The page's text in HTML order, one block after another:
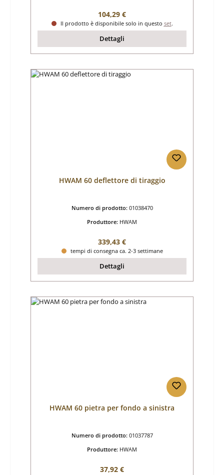
Prezzo normale:
104,29 €
Il prodotto è disponibile solo in questo set.
Dettagli
HWAM 60 deflettore di tiraggio
Numero di prodotto: 01038470
Produttore: HWAM
Prezzo normale:
339,43 €
tempi di consegna ca. 2-3 settimane
Dettagli
HWAM 60 pietra per fondo a sinistra
Numero di prodotto: 01037787
Produttore: HWAM
Prezzo normale:
37,92 €